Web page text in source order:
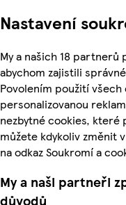
Nastavení
My a našich 18 partnerů
abychom zajistili
Povolením použití
personalizovanou
nezbytné cookies, které
můžete kdykoliv změnit v
na odkaz Soukromí a
My a naši partneři
důvodů